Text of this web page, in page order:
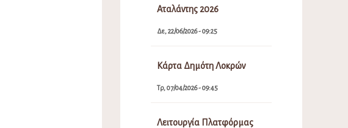
Αταλάντης 2026
Δε, 22/06/2026 - 09:25
Κάρτα Δημότη Λοκρών
Τρ, 07/04/2026 - 09:45
Λειτουργία Πλατφόρμας